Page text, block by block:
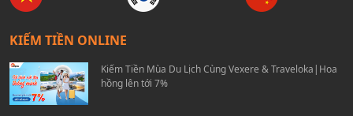
KIẾM TIỀN ONLINE
Kiếm Tiền Mùa Du Lịch Cùng Vexere & Traveloka|Hoa
hồng lên tới 7%